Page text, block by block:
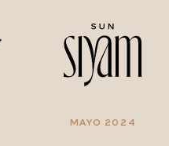
MAYO 2024